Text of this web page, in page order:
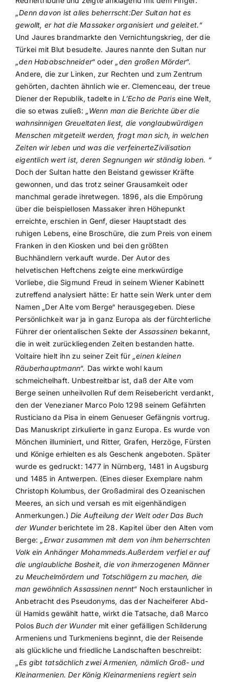
„Denn davon ist alles beherrscht:Der Sultan hat es
gewollt, er hat die Massaker organisiert und geleitet.“
Und Jaures brandmarkte den Vernichtungskrieg, der die
Türkei mit Blut besudelte. Jaures nannte den Sultan nur
„den Hababschneider“oder „den großen Mörder“.
Andere, die zur Linken, zur Rechten und zum Zentrum
gehörten, dachten ähnlich wie er. Clemenceau, der treue
Diener der Republik, tadelte in L’Echo de Pariseine Welt,
die so etwas zuließ: „Wenn man die Berichte über die
wahnsinnigen Greueltaten liest, die vonglaubwürdigen
Menschen mitgeteilt werden, fragt man sich, in welchen
Zeiten wir leben und was die verfeinerteZivilisation
eigentlich wert ist, deren Segnungen wir ständig loben. “
Doch der Sultan hatte den Beistand gewisser Kräfte
gewonnen, und das trotz seiner Grausamkeit oder
manchmal gerade ihretwegen. 1896, als die Empörung
über die beispiellosen Massaker ihren Höhepunkt
erreichte, erschien in Genf, dieser Hauptstadt des
ruhigen Lebens, eine Broschüre, die zum Preis von einem
Franken in den Kiosken und bei den größten
Buchhändlern verkauft wurde. Der Autor des
helvetischen Heftchens zeigte eine merkwürdige
Vorliebe, die Sigmund Freud in seinem Wiener Kabinett
zutreffend analysiert hätte: Er hatte sein Werk unter dem
Namen „Der Alte vom Berge“ herausgegeben. Diese
Persönlichkeit war ja in ganz Europa als der fürchterliche
Führer der orientalischen Sekte der Assassinen bekannt,
die in weit zurückliegenden Zeiten bestanden hatte.
Voltaire hielt ihn zu seiner Zeit für „einen kleinen
Räuberhauptmann“. Das wirkte wohl kaum
schmeichelhaft. Unbestreitbar ist, daß der Alte vom
Berge seinen unheilvollen Ruf dem Reisebericht verdankt,
den der Venezianer Marco Polo 1298 seinem Gefährten
Rusticiano da Pisa in einem Genueser Gefängnis vortrug.
Das Manuskript zirkulierte in ganz Europa. Es wurde von
Mönchen illuminiert, und Ritter, Grafen, Herzöge, Fürsten
und Könige erhielten es als Geschenk angeboten. Später
wurde es gedruckt: 1477 in Nürnberg, 1481 in Augsburg
und 1485 in Antwerpen. (Eines dieser Exemplare nahm
Christoph Kolumbus, der Großadmiral des Ozeanischen
Meeres, an sich und versah es mit eigenhändigen
Anmerkungen.) Die Aufteilung der Welt oder Das Buch
der Wunder berichtete im 28. Kapitel über den Alten vom
Berge: „Erwar zusammen mit dem von ihm beherrschten
Volk ein Anhänger Mohammeds.Außerdem verfiel er auf
die unglaubliche Bosheit, die von ihmerzogenen Männer
zu Meuchelmördern und Totschlägern zu machen, die
man gewöhnlich Assassinen nennt“ Noch erstaunlicher in
Anbetracht des Pseudonyms, das der Nacheiferer Abd-
ül Hamids gewählt hatte, wirkt die Tatsache, daß Marco
PolosBuch der Wunder mit einer gefälligen Schilderung
Armeniens und Turkmeniens beginnt, die der Reisende
als glückliche und friedliche Landschaften beschreibt:
„Es gibt tatsächlich zwei Armenien, nämlich Groß- und
Kleinarmenien. Der König Kleinarmeniens regiert sein